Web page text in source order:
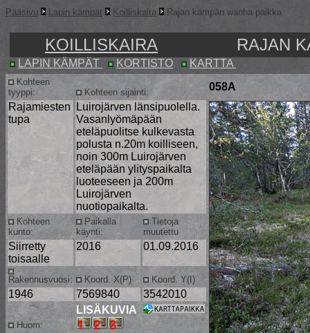
Pääsivu Lapin kämpät Koilliskaira Rajan kämpän wanha paikka
KOILLISKAIRA RAJAN
LAPIN KÄMPÄT KORTISTO KARTTA
Kohteen
tyyppi:
Kohteen sijainti:
058A
Rajamiesten
tupa
Luirojärven länsipuolella.
Vasanlyömäpään
eteläpuolitse kulkevasta
polusta n.20m koilliseen,
noin 300m Luirojärven
eteläpään ylityspaikalta
luoteeseen ja 200m
Luirojärven
nuotiopaikalta.
Kohteen
kunto:
Paikalla
käynti:
Tietoja
muutettu
Siirretty
toisaalle
2016 01.09.2016
Rakennusvuosi: Koord. X(P) Koord. Y(I)
1946 7569840 3542010
Huom:
LISÄKUVIA